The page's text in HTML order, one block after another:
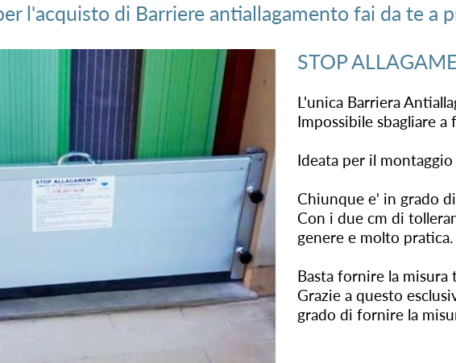
l'acquisto di Barriere antiallagamento fai da te a
STOP
L'unica Barriera
Impossibile sbagliare a
Ideata per il
Chiunque e' in grado
Con i due cm di
genere e molto pratica.
Basta fornire la
Grazie a questo
grado di fornire la